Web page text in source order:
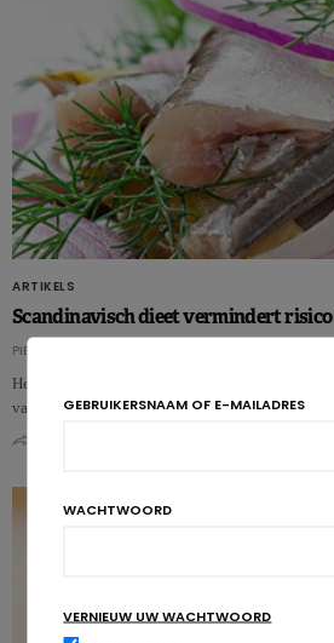
ARTIKELS
Scandinavisch dieet vermindert
PIERRE PÉROCHON
Het mediterrane dieet wordt aanbevolen voor de
vaatziekten, maar ook het gezonde
GEBRUIKERSNAAM OF E-MAILADRES
WACHTWOORD
VERNIEUW UW WACHTWOORD